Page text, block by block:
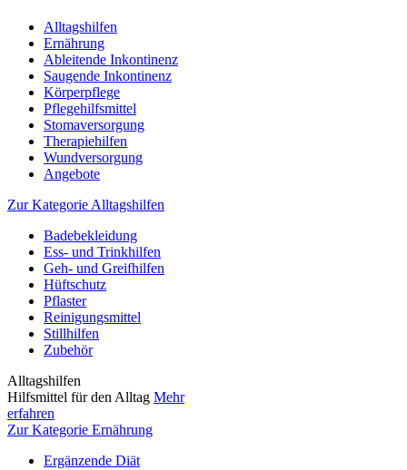
Alltagshilfen
Ernährung
Ableitende Inkontinenz
Saugende Inkontinenz
Körperpflege
Pflegehilfsmittel
Stomaversorgung
Therapiehilfen
Wundversorgung
Angebote
Zur Kategorie Alltagshilfen
Badebekleidung
Ess- und Trinkhilfen
Geh- und Greifhilfen
Hüftschutz
Pflaster
Reinigungsmittel
Stillhilfen
Zubehör
Alltagshilfen
Hilfsmittel für den Alltag Mehr
erfahren
Zur Kategorie Ernährung
Ergänzende Diät